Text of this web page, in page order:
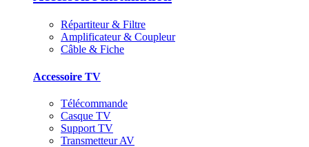
Répartiteur & Filtre
Amplificateur & Coupleur
Câble & Fiche
Accessoire TV
Télécommande
Casque TV
Support TV
Transmetteur AV